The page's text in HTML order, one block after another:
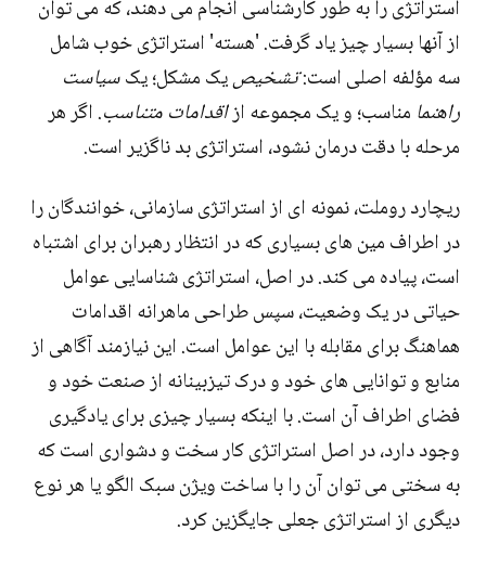
استراتژی را به طور کارشناسی انجام می دهند، که می توان
از آنها بسیار چیز یاد گرفت. 'هسته' استراتژی خوب شامل
سه مؤلفه اصلی است:تشخیصیک مشکل؛ یکسیاست
راهنما مناسب؛ و یک مجموعه ازاقدامات متناسب. اگر هر
مرحله با دقت درمان نشود، استراتژی بد ناگزیر است.
ریچارد روملت، نمونه ای از استراتژی سازمانی، خوانندگان را
در اطراف مین های بسیاری که در انتظار رهبران برای اشتباه
است، پیاده می کند. در اصل، استراتژی شناسایی عوامل
حیاتی در یک وضعیت، سپس طراحی ماهرانه اقدامات
هماهنگ برای مقابله با این عوامل است. این نیازمند آگاهی از
منابع و توانایی های خود و درک تیزبینانه از صنعت خود و
فضای اطراف آن است. با اینکه بسیار چیزی برای یادگیری
وجود دارد، در اصل استراتژی کار سخت و دشواری است که
به سختی می توان آن را با ساخت ویژن سبک الگو یا هر نوع
دیگری از استراتژی جعلی جایگزین کرد.